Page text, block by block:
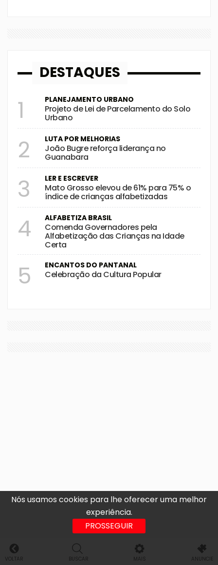
Nós usamos cookies para lhe oferecer uma melhor
experiência.
PROSSEGUIR
DESTAQUES
1 PLANEJAMENTO URBANO
Projeto de Lei de Parcelamento do Solo
Urbano
2 LUTA POR MELHORIAS
João Bugre reforça liderança no
Guanabara
3 LER E ESCREVER
Mato Grosso elevou de 61% para 75% o
índice de crianças alfabetizadas
4 ALFABETIZA BRASIL
Comenda Governadores pela
Alfabetização das Crianças na Idade
Certa
5 ENCANTOS DO PANTANAL
Celebração da Cultura Popular
VOLTAR BUSCAR MAIS ANUNCIE